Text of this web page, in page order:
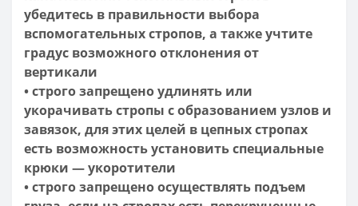
убедитесь в правильности выбора
вспомогательных стропов, а также учтите
градус возможного отклонения от
вертикали
• строго запрещено удлинять или
укорачивать стропы с образованием узлов и
завязок, для этих целей в цепных стропах
есть возможность установить специальные
крюки — укоротители
• строго запрещено осуществлять подъем